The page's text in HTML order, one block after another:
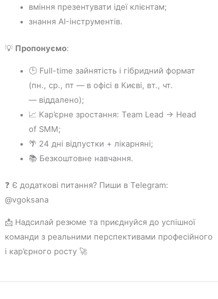
вміння презентувати ідеї клієнтам;
знання AI-інструментів.
💡 Пропонуємо:
🕒 Full-time зайнятість і гібридний формат
(пн., ср., пт — в офісі в Києві, вт., чт.
— віддалено);
📈 Кар’єрне зростання: Team Lead → Head
of SMM;
🌴 24 дні відпустки + лікарняні;
📚 Безкоштовне навчання.
❓ Є додаткові питання? Пиши в Telegram:
@vgoksana
📩 Надсилай резюме та приєднуйся до успішної
команди з реальними перспективами професійного
і кар’єрного росту 🚀